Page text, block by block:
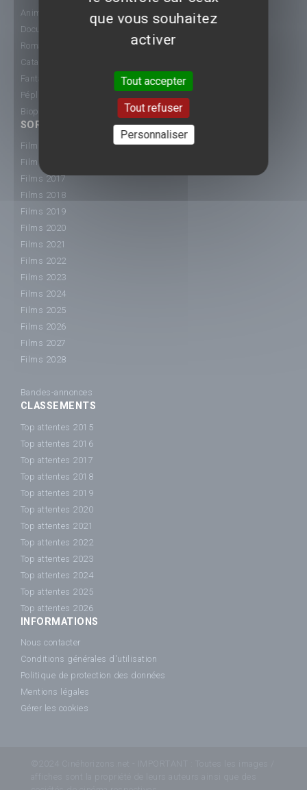
Animation
Documentaire
Romance
Catastrophe
Fantastique
Péplum
Biopic
SORTIE CINÉ
Films 2015
Films 2016
Films 2017
Films 2018
Films 2019
Films 2020
Films 2021
Films 2022
Films 2023
Films 2024
Films 2025
Films 2026
Films 2027
Films 2028
Bandes-annonces
CLASSEMENTS
Top attentes 2015
Top attentes 2016
Top attentes 2017
Top attentes 2018
Top attentes 2019
Top attentes 2020
Top attentes 2021
Top attentes 2022
Top attentes 2023
Top attentes 2024
Top attentes 2025
Top attentes 2026
INFORMATIONS
Nous contacter
Conditions générales d'utilisation
Politique de protection des données
Mentions légales
Gérer les cookies
que vous souhaitez
activer
Tout accepter
Tout refuser
Personnaliser